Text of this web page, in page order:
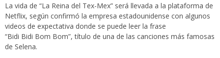
La vida de “La Reina del Tex-Mex” será llevada a la plataforma de
Netflix, según confirmó la empresa estadounidense con algunos
videos de expectativa donde se puede leer la frase
“Bidi Bidi Bom Bom”, título de una de las canciones más famosas
de Selena.